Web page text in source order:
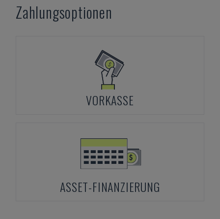
Zahlungsoptionen
VORKASSE
ASSET-FINANZIERUNG